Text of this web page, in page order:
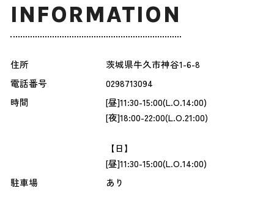
INFORMATION
住所
茨城県牛久市神谷1-6-8
電話番号
0298713094
時間
[昼]11:30-15:00(L.O.14:00)
[夜]18:00-22:00(L.O.21:00)
【日】
[昼]11:30-15:00(L.O.14:00)
駐車場
あり